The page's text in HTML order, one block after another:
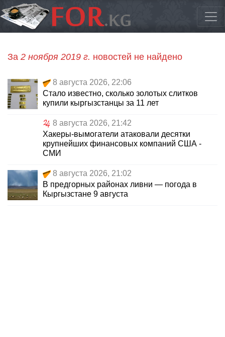
За 2 ноября 2019 г. новостей не найдено
8 августа 2026, 22:06
Стало известно, сколько золотых слитков
купили кыргызстанцы за 11 лет
8 августа 2026, 21:42
Хакеры-вымогатели атаковали десятки
крупнейших финансовых компаний США -
СМИ
8 августа 2026, 21:02
В предгорных районах ливни — погода в
Кыргызстане 9 августа